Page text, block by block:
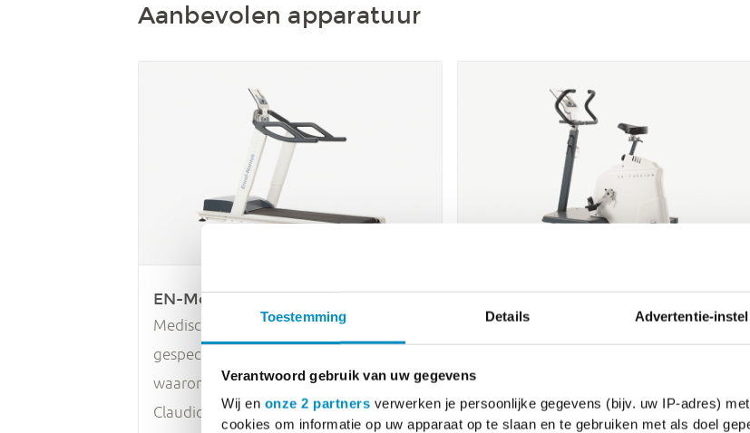
Toestemming Details Advertentie-
Verantwoord gebruik van uw gegevens
Wij en onze 2 partners verwerken je persoonlijke gegevens (bijv. uw IP-adres)
cookies om informatie op uw apparaat op te slaan en te gebruiken met als doel
Aanbevolen apparatuur
EN-Motion
Medische loopband met 5
gespecialiseerde inspanningstesten,
waaronder 6-minuten wandeltest en
Claudicatiotest.
EN-Cardio Bike Reha
Medische fietsergometer, geschikt om
meten/verbeteren. Beschikt o.a. over
Steep Ramp test, Ästrand test en de